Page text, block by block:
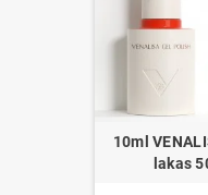
10ml
lakas